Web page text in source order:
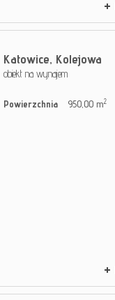
Katowice, Kolejowa
obiekt na wynajem
Powierzchnia 950,00 m2